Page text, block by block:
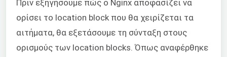
Πριν εξηγήσουμε πώς ο Nginx αποφασίζει να
ορίσει το location block που θα χειρίζεται τα
αιτήματα, θα εξετάσουμε τη σύνταξη στους
ορισμούς των location blocks. Όπως αναφέρθηκε